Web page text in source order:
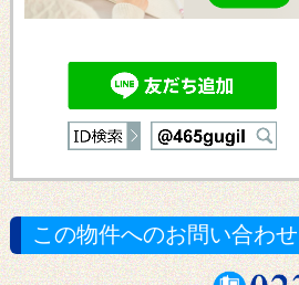
この物件へのお問い合わせ